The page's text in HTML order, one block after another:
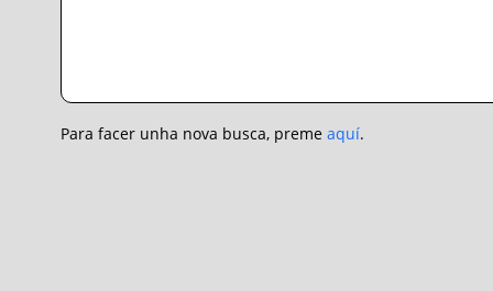
Para facer unha nova busca, preme aquí.